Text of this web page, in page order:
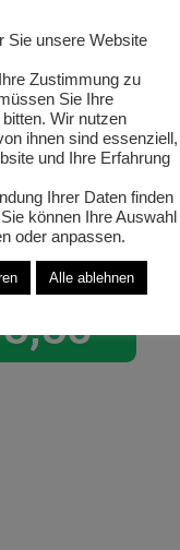
Sie unsere Website
Zustimmung zu
Sie Ihre
Wir nutzen
ihnen sind essenziell,
und Ihre Erfahrung
Ihrer Daten finden
können Ihre Auswahl
oder anpassen.
Alle ablehnen